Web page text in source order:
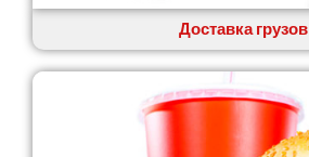
Лесники
Лозовая
Лубны
Лука-Мелешковская
Доставка грузов